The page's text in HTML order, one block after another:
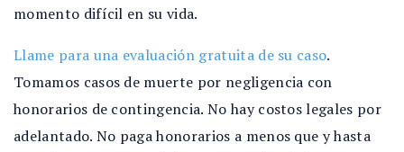
momento difícil en su vida.
Llame para una evaluación gratuita de su caso.
Tomamos casos de muerte por negligencia con
honorarios de contingencia. No hay costos legales por
adelantado. No paga honorarios a menos que y hasta